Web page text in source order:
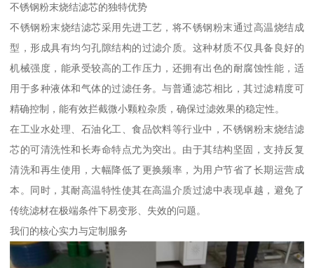
不锈钢粉末烧结滤芯的独特优势
不锈钢粉末烧结滤芯采用先进工艺，将不锈钢粉末通过高温烧结成
型，形成具有均匀孔隙结构的过滤介质。这种材质不仅具备良好的
机械强度，能承受较高的工作压力，还拥有出色的耐腐蚀性能，适
用于多种液体和气体的过滤任务。与普通滤芯相比，其过滤精度可
精确控制，能有效拦截微小颗粒杂质，确保过滤效果的稳定性。
在工业水处理、石油化工、食品饮料等行业中，不锈钢粉末烧结滤
芯的可清洗性和长寿命特点尤为突出。由于其结构坚固，支持反复
清洗和再生使用，大幅降低了更换频率，为用户节省了长期运营成
本。同时，其耐高温特性使其在高温介质过滤中表现卓越，避免了
传统滤材在极端条件下易变形、失效的问题。
我们的核心实力与定制服务